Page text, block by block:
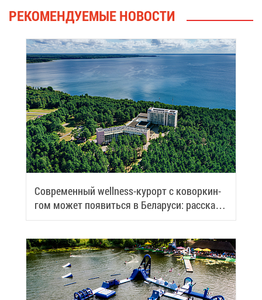
РЕ­КО­МЕН­ДУ­Е­МЫЕ НО­ВО­СТИ
Со­вре­мен­ный wellness-ку­рорт с ко­вор­кин­
гом мо­жет по­явить­ся в Бе­ла­ру­си: рас­ска­
зы­ва­ем по­дроб­но­сти